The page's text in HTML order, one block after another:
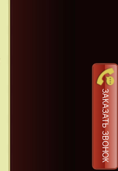
ЗАКАЗАТЬ ЗВОНОК